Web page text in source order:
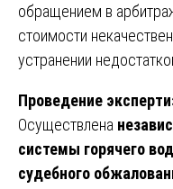
обращением в
стоимости
устранении
Проведение
Осуществлена
системы горячего
судебного